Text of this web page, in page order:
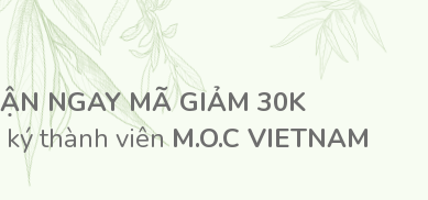
NGAY MÃ GIẢM 30K
ký thành viênM.O.C VIETNAM